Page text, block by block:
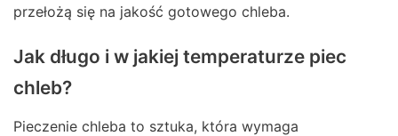
przełożą się na jakość gotowego chleba.
Jak długo i w jakiej temperaturze piec
chleb?
Pieczenie chleba to sztuka, która wymaga